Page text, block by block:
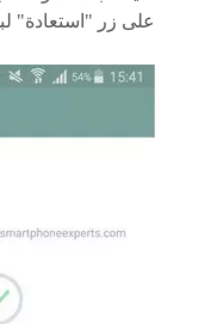
على زر "استعادة"